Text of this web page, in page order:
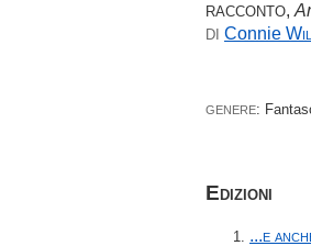
RACCONTO,
DI Connie
GENERE:
Edizioni
...e